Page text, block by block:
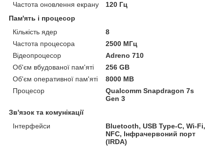
Частота оновлення екрану
120 Гц
Пам'ять і процесор
Кількість ядер
8
Частота процесора
2500 МГц
Відеопроцесор
Adreno 710
Об'єм вбудованої пам'яті
256 GB
Об'єм оперативної пам'яті
8000 MB
Процесор
Qualcomm Snapdragon 7s
Gen 3
Зв'язок та комунікації
Інтерфейси
Bluetooth, USB Type-C, Wi-Fi,
NFC, Інфрачервоний порт
(IRDA)